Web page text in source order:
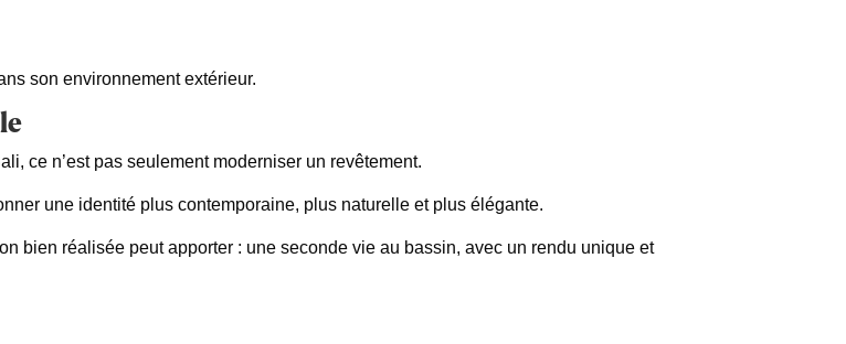
son environnement extérieur.
ce n’est pas seulement moderniser un revêtement.
une identité plus contemporaine, plus naturelle et plus élégante.
bien réalisée peut apporter : une seconde vie au bassin, avec un rendu unique et